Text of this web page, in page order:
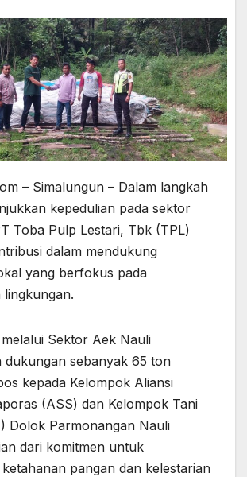
– Simalungun – Dalam langkah
kepedulian pada sektor
Toba Pulp Lestari, Tbk (TPL)
dalam mendukung
yang berfokus pada
lingkungan.
Sektor Aek Nauli
dukungan sebanyak 65 ton
kepada Kelompok Aliansi
(ASS) dan Kelompok Tani
Dolok Parmonangan Nauli
dari komitmen untuk
pangan dan kelestarian